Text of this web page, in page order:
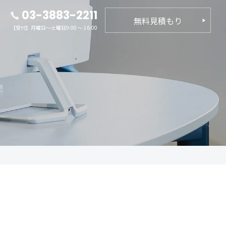
03-3883-2211
【受付】月曜日～土曜日9:00 ～ 16:00
無料見積もり